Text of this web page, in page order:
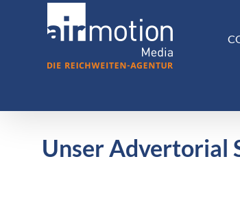
Unser Advertorial